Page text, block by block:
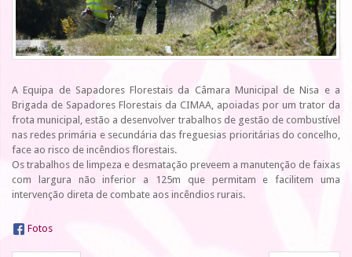
A Equipa de Sapadores Florestais da Câmara Municipal de Nisa e a
Brigada de Sapadores Florestais da CIMAA, apoiadas por um trator da
frota municipal, estão a desenvolver trabalhos de gestão de combustível
nas redes primária e secundária das freguesias prioritárias do concelho,
face ao risco de incêndios florestais.
Os trabalhos de limpeza e desmatação preveem a manutenção de faixas
com largura não inferior a 125m que permitam e facilitem uma
intervenção direta de combate aos incêndios rurais.
Fotos